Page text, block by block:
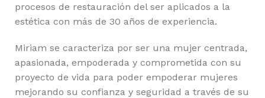
procesos de restauración del ser aplicados a la
estética con más de 30 años de experiencia.
Miriam se caracteriza por ser una mujer centrada,
apasionada, empoderada y comprometida con su
proyecto de vida para poder empoderar mujeres
mejorando su confianza y seguridad a través de su